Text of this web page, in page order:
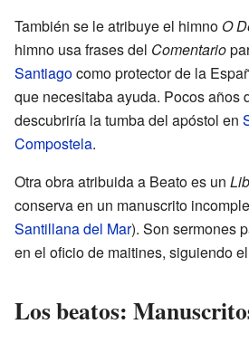
También se le atribuye el himno O
himno usa frases del Comentario
Santiagocomo protector de la
que necesitaba ayuda. Pocos años
descubriría la tumba del apóstol en
Compostela.
Otra obra atribuida a Beato es un
conserva en un manuscrito
Santillana del Mar). Son sermones
en el oficio de maitines, siguiendo
Los beatos: